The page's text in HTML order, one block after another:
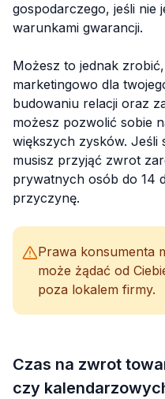
gospodarczego, jeśli nie
warunkami gwarancji.
Możesz to jednak
marketingowo dla
budowaniu relacji oraz
możesz pozwolić sobie
większych zysków. Jeśli
musisz przyjąć zwrot
prywatnych osób do 14
przyczynę.
Prawa konsumenta
może żądać od
poza lokalem firmy.
Czas na zwrot
czy